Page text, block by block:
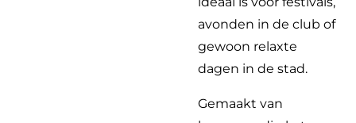
avonden in de club of
gewoon relaxte
dagen in de stad.
Gemaakt van